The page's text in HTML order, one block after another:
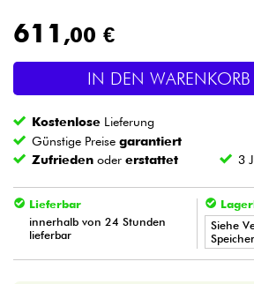
Licht
Blasinstrumente
Violinen & Quartett
611 ,00 €
IN DEN WARENKORB
Kostenlose Lieferung
Günstige Preisegarantiert
Zufrieden odererstattet 3
Lieferbar
innerhalb von 24 Stunden
lieferbar
Siehe